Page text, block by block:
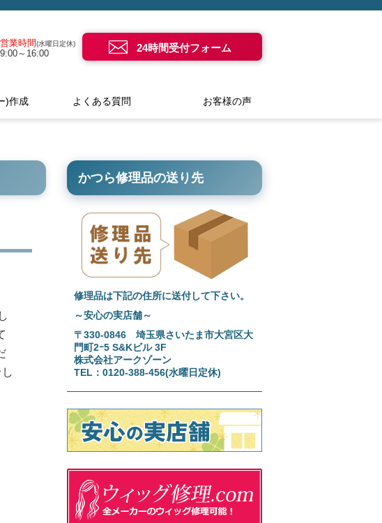
営業時間(水曜日定休)
9:00～16:00 24時間受付フォーム
)作成 よくある質問 お客様の声
かつら修理品の送り先
修理品は下記の住所に送付して下さい。
～安心の実店舗～
〒330-0846 埼玉県さいたま市大宮区大
門町2ｰ5 S&Kビル 3F
株式会社アークゾーン
TEL：0120-388-456(水曜日定休)